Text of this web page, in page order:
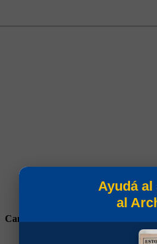
Campeonato
Ayudá
al